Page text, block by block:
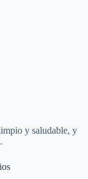
y saludable, y